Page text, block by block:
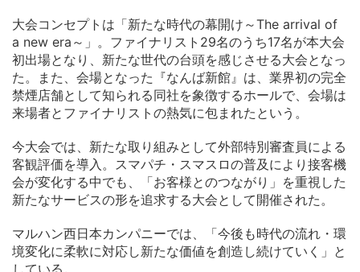
大会コンセプトは「新たな時代の幕開け～The arrival of
a new era～」。ファイナリスト29名のうち17名が本大会
初出場となり、新たな世代の台頭を感じさせる大会となっ
た。また、会場となった『なんば新館』は、業界初の完全
禁煙店舗として知られる同社を象徴するホールで、会場は
来場者とファイナリストの熱気に包まれたという。
今大会では、新たな取り組みとして外部特別審査員による
客観評価を導入。スマパチ・スマスロの普及により接客機
会が変化する中でも、「お客様とのつながり」を重視した
新たなサービスの形を追求する大会として開催された。
マルハン西日本カンパニーでは、「今後も時代の流れ・環
境変化に柔軟に対応し新たな価値を創造し続けていく」と